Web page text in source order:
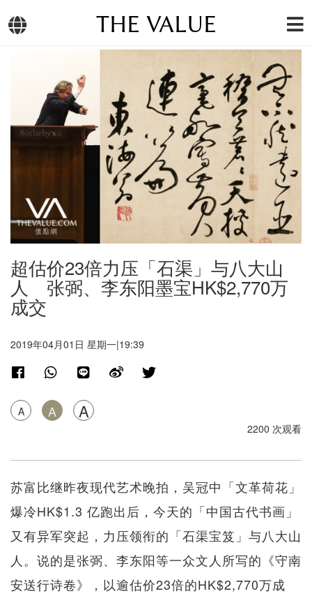
THE VALUE
超估价23倍力压「石渠」与八大山
人 张弼、李东阳墨宝HK$2,770万
成交
2019年04月01日 星期一|19:39
A A A
2200 次观看
苏富比继昨夜现代艺术晚拍，吴冠中「文革荷花」
爆冷HK$1.3 亿跑出后，今天的「中国古代书画」
又有异军突起，力压领衔的「石渠宝笈」与八大山
人。说的是张弼、李东阳等一众文人所写的《守南
安送行诗卷》，以逾估价23倍的HK$2,770万成